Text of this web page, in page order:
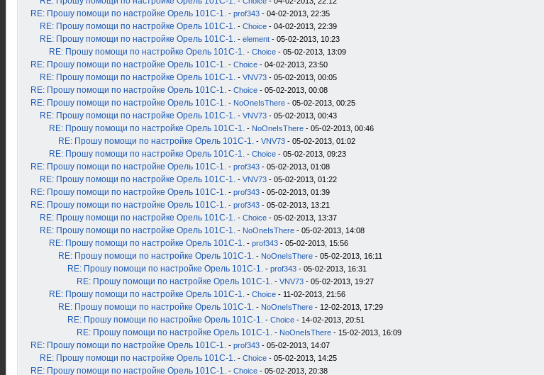
RE: Прошу помощи по настройке Орель 101С-1. - prof343 - 04-02-2013, 22:35
RE: Прошу помощи по настройке Орель 101С-1. - Choice - 04-02-2013, 22:39
RE: Прошу помощи по настройке Орель 101С-1. - element - 05-02-2013, 10:23
RE: Прошу помощи по настройке Орель 101С-1. - Choice - 05-02-2013, 13:09
RE: Прошу помощи по настройке Орель 101С-1. - Choice - 04-02-2013, 23:50
RE: Прошу помощи по настройке Орель 101С-1. - VNV73 - 05-02-2013, 00:05
RE: Прошу помощи по настройке Орель 101С-1. - Choice - 05-02-2013, 00:08
RE: Прошу помощи по настройке Орель 101С-1. - NoOneIsThere - 05-02-2013, 00:25
RE: Прошу помощи по настройке Орель 101С-1. - VNV73 - 05-02-2013, 00:43
RE: Прошу помощи по настройке Орель 101С-1. - NoOneIsThere - 05-02-2013, 00:46
RE: Прошу помощи по настройке Орель 101С-1. - VNV73 - 05-02-2013, 01:02
RE: Прошу помощи по настройке Орель 101С-1. - Choice - 05-02-2013, 09:23
RE: Прошу помощи по настройке Орель 101С-1. - prof343 - 05-02-2013, 01:08
RE: Прошу помощи по настройке Орель 101С-1. - VNV73 - 05-02-2013, 01:22
RE: Прошу помощи по настройке Орель 101С-1. - prof343 - 05-02-2013, 01:39
RE: Прошу помощи по настройке Орель 101С-1. - prof343 - 05-02-2013, 13:21
RE: Прошу помощи по настройке Орель 101С-1. - Choice - 05-02-2013, 13:37
RE: Прошу помощи по настройке Орель 101С-1. - NoOneIsThere - 05-02-2013, 14:08
RE: Прошу помощи по настройке Орель 101С-1. - prof343 - 05-02-2013, 15:56
RE: Прошу помощи по настройке Орель 101С-1. - NoOneIsThere - 05-02-2013, 16:11
RE: Прошу помощи по настройке Орель 101С-1. - prof343 - 05-02-2013, 16:31
RE: Прошу помощи по настройке Орель 101С-1. - VNV73 - 05-02-2013, 19:27
RE: Прошу помощи по настройке Орель 101С-1. - Choice - 11-02-2013, 21:56
RE: Прошу помощи по настройке Орель 101С-1. - NoOneIsThere - 12-02-2013, 17:29
RE: Прошу помощи по настройке Орель 101С-1. - Choice - 14-02-2013, 20:51
RE: Прошу помощи по настройке Орель 101С-1. - NoOneIsThere - 15-02-2013, 16:09
RE: Прошу помощи по настройке Орель 101С-1. - prof343 - 05-02-2013, 14:07
RE: Прошу помощи по настройке Орель 101С-1. - Choice - 05-02-2013, 14:25
RE: Прошу помощи по настройке Орель 101С-1. - Choice - 05-02-2013, 20:38